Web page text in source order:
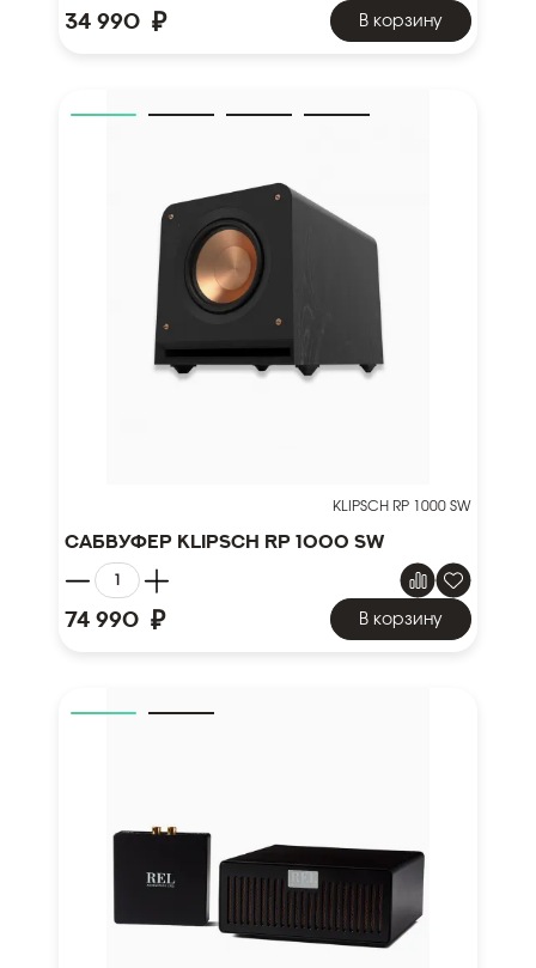
34 990 ₽ В корзину
KLIPSCH RP 1000 SW
Сабвуфер Klipsch RP 1000 SW
74 990 ₽ В корзину